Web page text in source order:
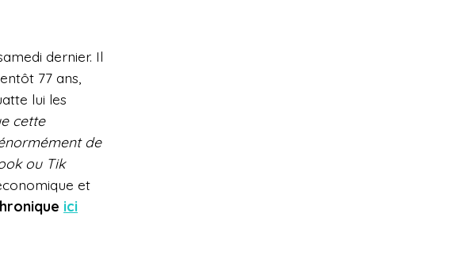
dernier. Il
77 ans,
lui les
cette
de
ou Tik
et
ici